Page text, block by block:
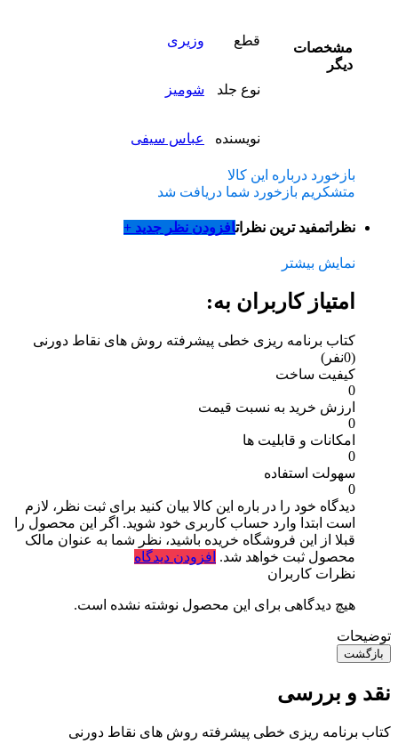
مشخصات
دیگر
قطع وزیری
نوع جلد شومیز
نویسنده عباس سیفی
بازخورد درباره این کالا
متشکریم بازخورد شما دریافت شد
نظراتمفید ترین نظراتافزودن نظر جدید +
نمایش بیشتر
امتیاز کاربران به:
کتاب برنامه ریزی خطی پیشرفته روش های نقاط دورنی
(0نفر)
کیفیت ساخت
0
ارزش خرید به نسبت قیمت
0
امکانات و قابلیت ها
0
سهولت استفاده
0
دیدگاه خود را در باره این کالا بیان کنید برای ثبت نظر، لازم
است ابتدا وارد حساب کاربری خود شوید. اگر این محصول را
قبلا از این فروشگاه خریده باشید، نظر شما به عنوان مالک
محصول ثبت خواهد شد. افزودن دیدگاه
نظرات کاربران
هیچ دیدگاهی برای این محصول نوشته نشده است.
توضیحات
بازگشت
نقد و بررسی
کتاب برنامه ریزی خطی پیشرفته روش های نقاط دورنی